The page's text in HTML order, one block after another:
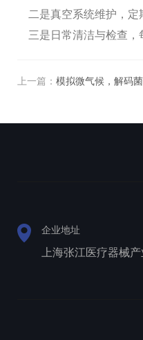
二是真空系统维护，定
三是日常清洁与检查，
上一篇： 模拟微气候，解码
企业地址